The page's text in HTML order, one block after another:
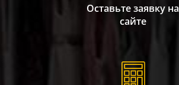
Оставьте заявку на
сайте